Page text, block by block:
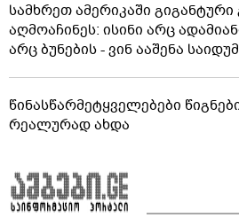
სამხრეთ ამერიკაში გიგანტური
აღმოაჩინეს: ისინი არც
არც ბუნების - ვინ ააშენა
წინასწარმეტყველებები
რეალურად ახდა